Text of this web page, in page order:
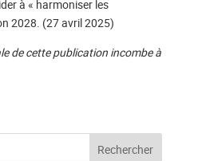
à « harmoniser les
2028. (27 avril 2025)
de cette publication incombe à
Rechercher